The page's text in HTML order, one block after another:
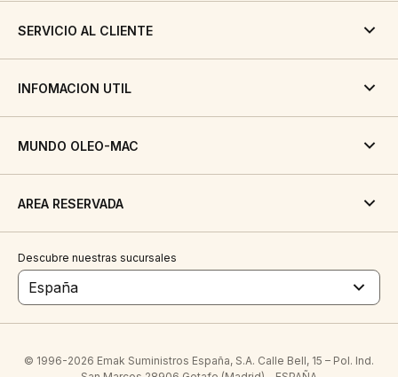
SERVICIO AL CLIENTE
INFOMACION UTIL
MUNDO OLEO-MAC
AREA RESERVADA
Descubre nuestras sucursales
España
© 1996-2026 Emak Suministros España, S.A. Calle Bell, 15 – Pol. Ind.